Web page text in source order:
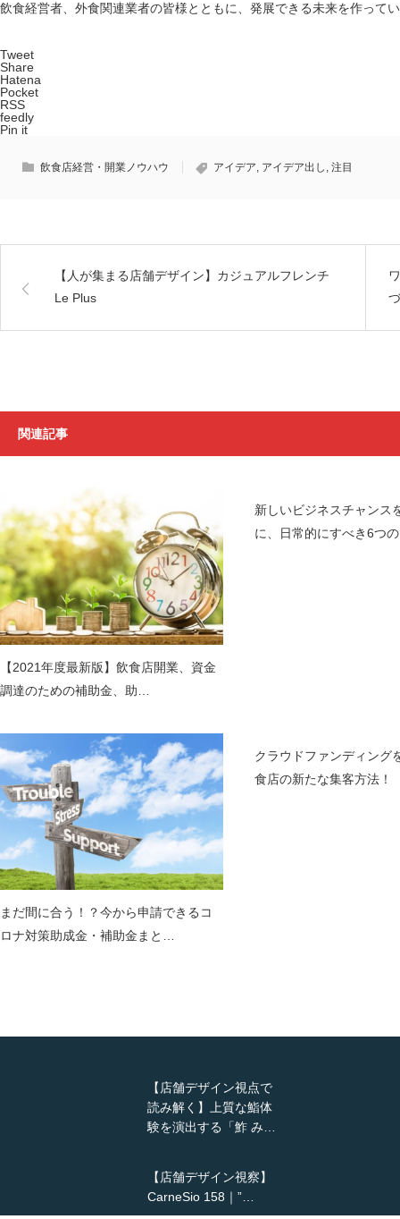
飲食経営者、外食関連業者の皆様とともに、発展できる未来を作って
Tweet
Share
Hatena
Pocket
RSS
feedly
Pin it
飲食店経営・開業ノウハウ アイデア, アイデア出し , 注目
【人が集まる店舗デザイン】カジュアルフレンチ
Le Plus
関連記事
【2021年度最新版】飲食店開業、資金
調達のための補助金、助…
新しいビジネスチャンス
に、日常的にすべき6つ
まだ間に合う！？今から申請できるコ
ロナ対策助成金・補助金まと…
クラウドファンディング
食店の新たな集客方法！
【店舗デザイン視点で
読み解く】上質な鮨体
験を演出する「鮓 み…
【店舗デザイン視察】
CarneSio 158｜”…